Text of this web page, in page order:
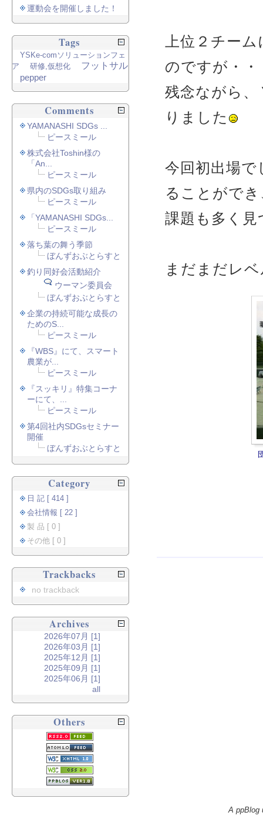
上位２チーム
のですが・・
残念ながら
りました
今回初出場
ることができ
課題も多く
まだまだレ
運動会を開催しました！
Tags
YSKe-comソリューションフェ
ア
研修,仮想化
フットサル
pepper
Comments
YAMANASHI SDGs ...
ピースミール
株式会社Toshin様の
「An...
ピースミール
県内のSDGs取り組み
ピースミール
「YAMANASHI SDGs...
ピースミール
落ち葉の舞う季節
ぼんずおぶとらすと
釣り同好会活動紹介
ウーマン委員会
ぼんずおぶとらすと
企業の持続可能な成長の
ためのS...
ピースミール
『WBS』にて、スマート
農業が...
ピースミール
『スッキリ』特集コーナ
ーにて、...
ピースミール
第4回社内SDGsセミナー
開催
ぼんずおぶとらすと
Category
日 記 [ 414 ]
会社情報 [ 22 ]
製 品 [ 0 ]
その他 [ 0 ]
Trackbacks
no trackback
Archives
2026年07月 [1]
2026年03月 [1]
2025年12月 [1]
2025年09月 [1]
2025年06月 [1]
all
Others
A ppBlog